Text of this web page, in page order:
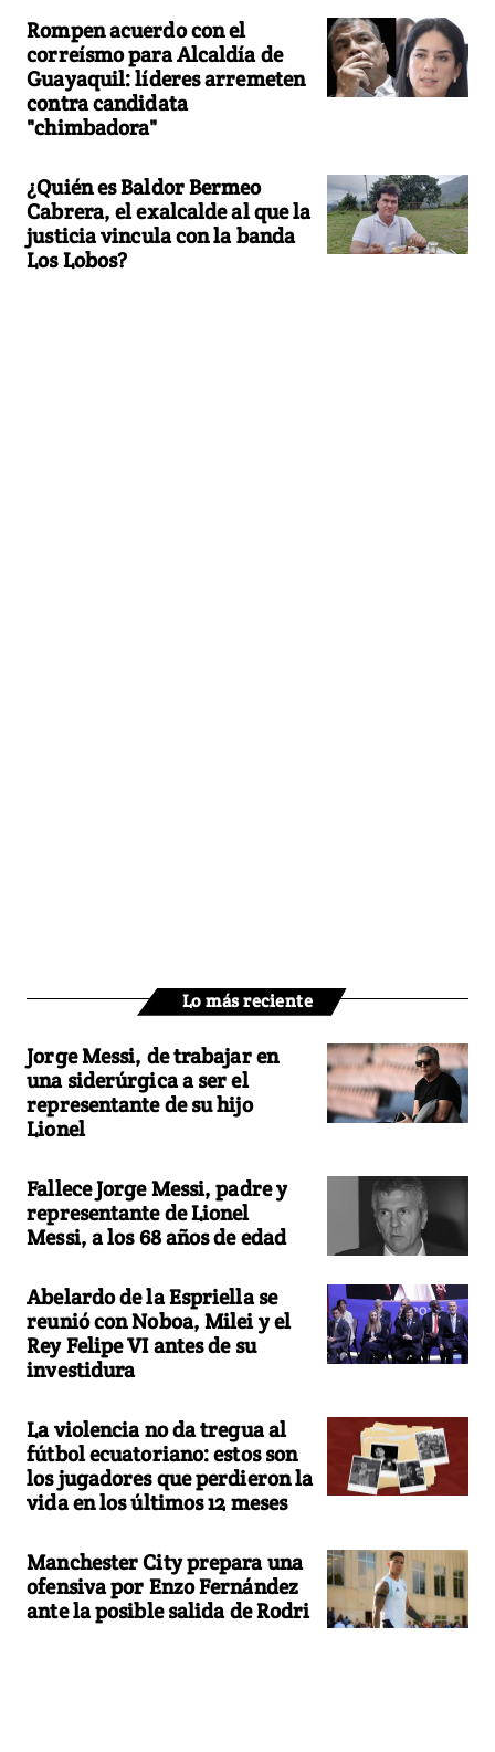
Rompen acuerdo con el
correísmo para Alcaldía de
Guayaquil: líderes arremeten
contra candidata
"chimbadora"
¿Quién es Baldor Bermeo
Cabrera, el exalcalde al que la
justicia vincula con la banda
Los Lobos?
Lo más reciente
Jorge Messi, de trabajar en
una siderúrgica a ser el
representante de su hijo
Lionel
Fallece Jorge Messi, padre y
representante de Lionel
Messi, a los 68 años de edad
Abelardo de la Espriella se
reunió con Noboa, Milei y el
Rey Felipe VI antes de su
investidura
La violencia no da tregua al
fútbol ecuatoriano: estos son
los jugadores que perdieron la
vida en los últimos 12 meses
Manchester City prepara una
ofensiva por Enzo Fernández
ante la posible salida de Rodri